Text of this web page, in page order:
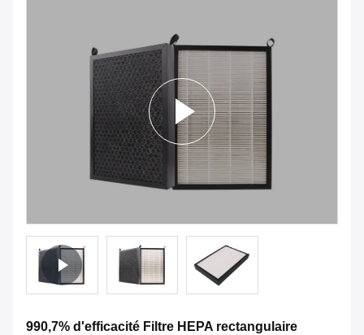
990,7% d'efficacité Filtre HEPA rectangulaire